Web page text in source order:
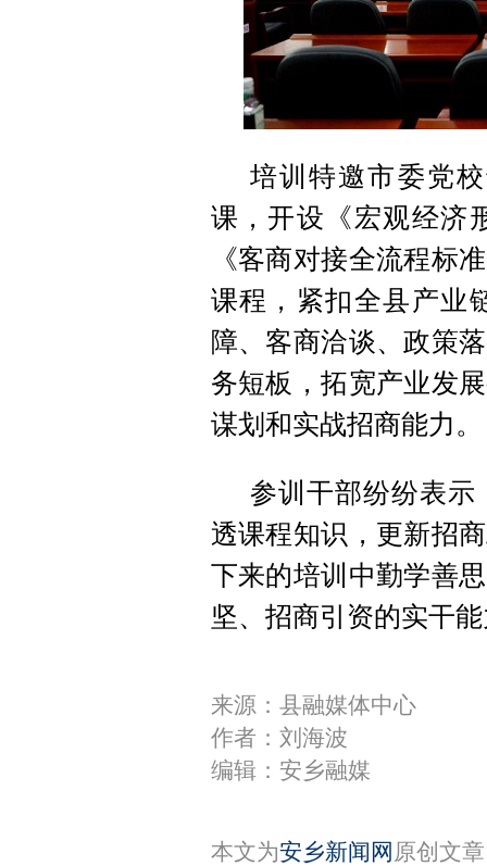
培训特邀市委党
课，开设《宏观经济
《客商对接全流程标
课程，紧扣全县产业
障、客商洽谈、政策
务短板，拓宽产业发
谋划和实战招商能力。
参训干部纷纷表示
透课程知识，更新招
下来的培训中勤学善
坚、招商引资的实干
来源：县融媒体中心
作者：刘海波
编辑：安乡融媒
本文为安乡新闻网 原创文